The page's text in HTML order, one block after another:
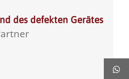
des defekten Gerätes